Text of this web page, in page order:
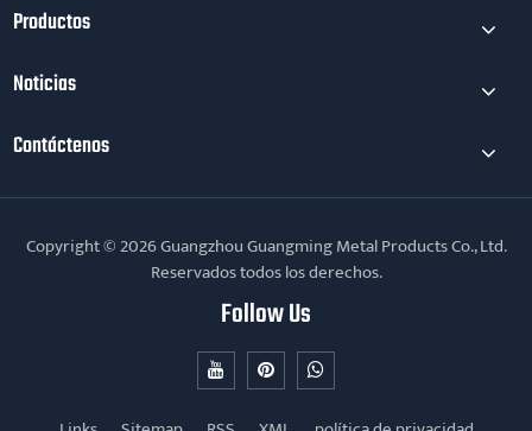
Productos
Noticias
Contáctenos
Copyright © 2026 Guangzhou Guangming Metal Products Co., Ltd.
Reservados todos los derechos.
Follow Us